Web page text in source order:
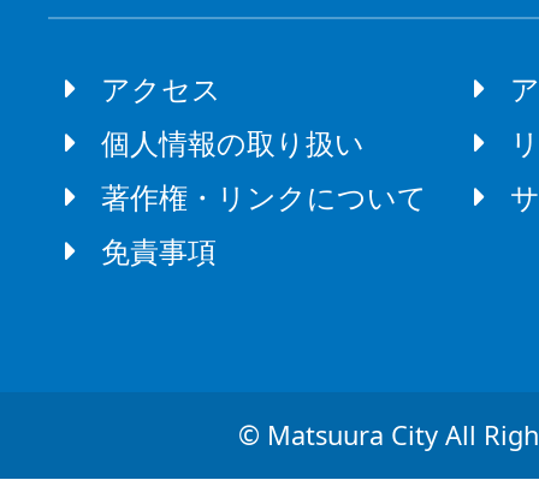
アクセス
個人情報の取り扱い
著作権・リンクについて
免責事項
© Matsuura City All